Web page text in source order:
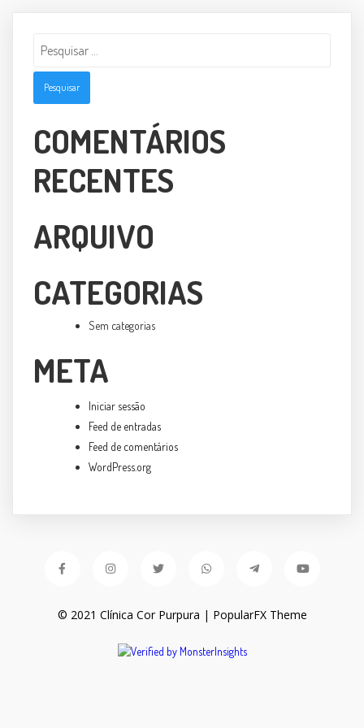
por:
COMENTÁRIOS
RECENTES
ARQUIVO
CATEGORIAS
Sem categorias
META
Iniciar sessão
Feed de entradas
Feed de comentários
WordPress.org
© 2021 Clínica Cor Purpura | PopularFX Theme